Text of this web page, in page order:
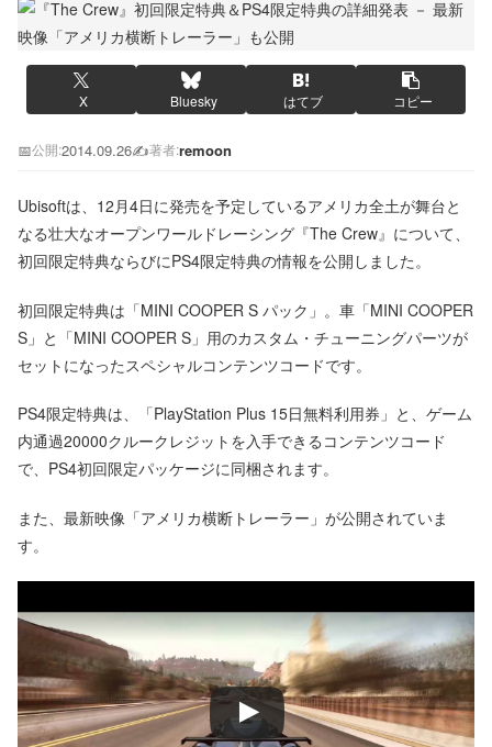
X Bluesky はてブ コピー
📅公開:2014.09.26✍️著者:remoon
Ubisoftは、12月4日に発売を予定しているアメリカ全土が舞台と
なる壮大なオープンワールドレーシング『The Crew』について、
初回限定特典ならびにPS4限定特典の情報を公開しました。
初回限定特典は「MINI COOPER S パック」。車「MINI COOPER
S」と「MINI COOPER S」用のカスタム・チューニングパーツが
セットになったスペシャルコンテンツコードです。
PS4限定特典は、「PlayStation Plus 15日無料利用券」と、ゲーム
内通過20000クルークレジットを入手できるコンテンツコード
で、PS4初回限定パッケージに同梱されます。
また、最新映像「アメリカ横断トレーラー」が公開されていま
す。